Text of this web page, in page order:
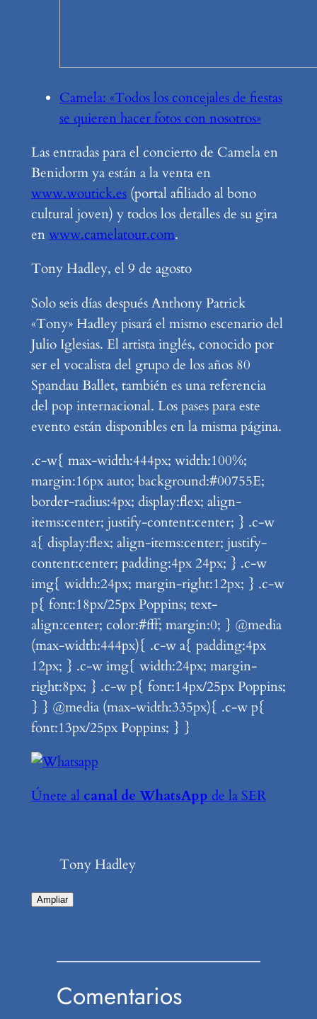
Camela: «Todos los concejales de fiestas
se quieren hacer fotos con nosotros»
Las entradas para el concierto de Camela en
Benidorm ya están a la venta en
www.woutick.es(portal afiliado al bono
cultural joven) y todos los detalles de su gira
enwww.camelatour.com.
Tony Hadley, el 9 de agosto
Solo seis días después Anthony Patrick
«Tony» Hadley pisará el mismo escenario del
Julio Iglesias. El artista inglés, conocido por
ser el vocalista del grupo de los años 80
Spandau Ballet, también es una referencia
del pop internacional. Los pases para este
evento están disponibles en la misma página.
.c-w{ max-width:444px; width:100%;
margin:16px auto; background:#00755E;
border-radius:4px; display:flex; align-
items:center; justify-content:center; } .c-w
a{ display:flex; align-items:center; justify-
content:center; padding:4px 24px; } .c-w
img{ width:24px; margin-right:12px; } .c-w
p{ font:18px/25px Poppins; text-
align:center; color:#fff; margin:0; } @media
(max-width:444px){ .c-w a{ padding:4px
12px; } .c-w img{ width:24px; margin-
right:8px; } .c-w p{ font:14px/25px Poppins;
} } @media (max-width:335px){ .c-w p{
font:13px/25px Poppins; } }
Únete al canal de WhatsApp de la SER
Tony Hadley
Ampliar
Comentarios